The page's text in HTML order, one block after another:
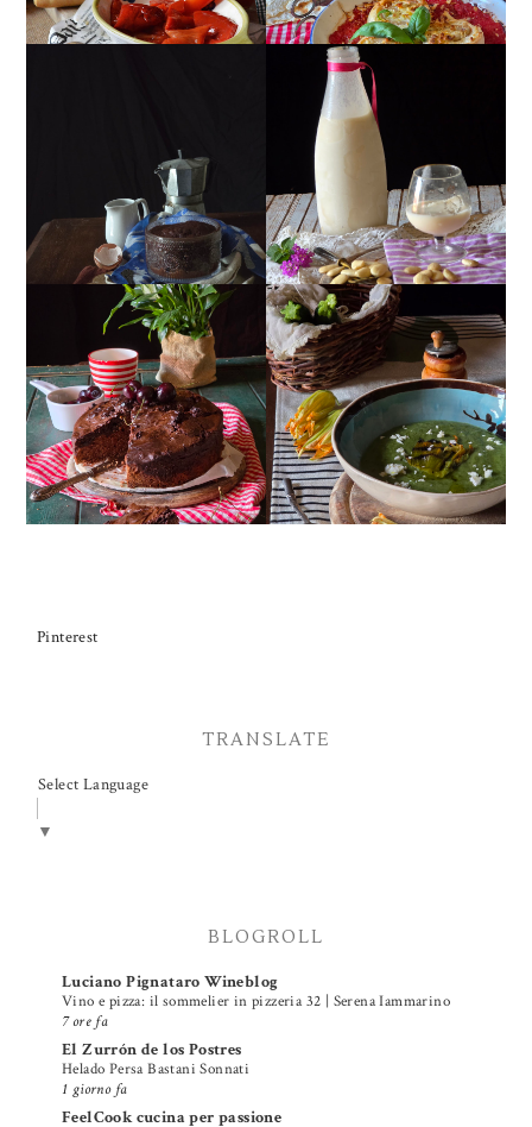
MUG CAKE AL
CIOCCOLATO
MANDORLITO
TORTA DOPPIO
CIOCCOLATO E
CILIEGIE
CREMA ESTIVA DI
ZUCCHINE CON FIORI E
FETA
Pinterest
TRANSLATE
Select Language
▼
BLOGROLL
Luciano Pignataro Wineblog
Vino e pizza: il sommelier in pizzeria 32 | Serena Iammarino
7 ore fa
El Zurrón de los Postres
Helado Persa Bastani Sonnati
1 giorno fa
FeelCook cucina per passione